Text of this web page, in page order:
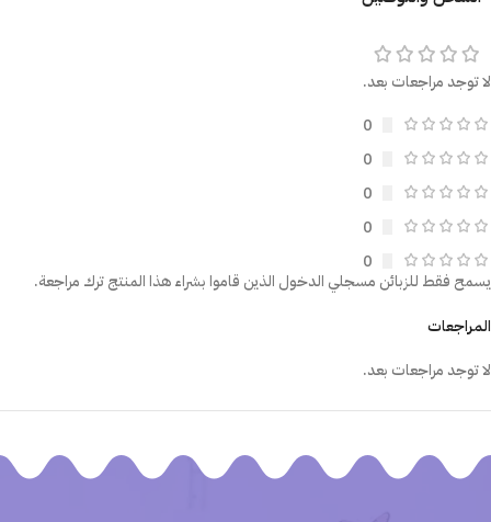
لا توجد مراجعات بعد.
0
0
0
0
0
المراجعات
لا توجد مراجعات بعد.
يسمح فقط للزبائن مسجلي الدخول الذين قاموا بشراء هذا المنتج ترك مراجعة.